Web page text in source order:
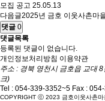
모집 공고 25.05.13
다음글2025년 금호 이웃사촌마
댓글 0
댓글목록
등록된 댓글이 없습니다.
개인정보처리방침 이용약관
주소 : 경북 영천시 금호읍 교대
크)
Tel : 054-339-3352~5 Fax :
COPYRIGHT ⓒ 2023 금호이웃사촌마